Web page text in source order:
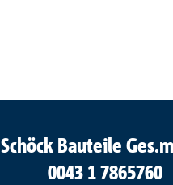
Schöck Bauteile
0043 1 7865760